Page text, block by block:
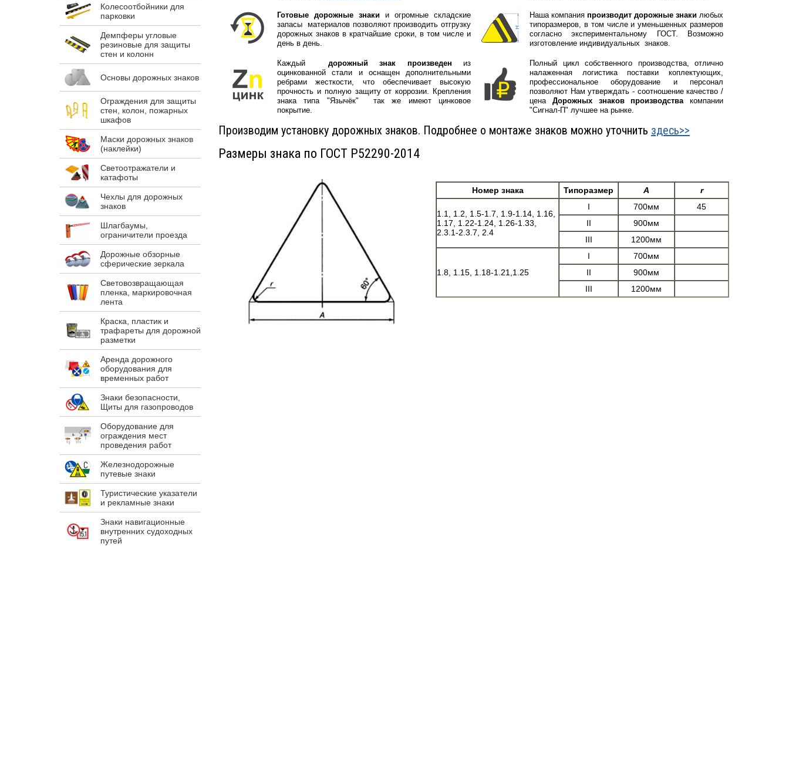
Готовые дорожные знаки и огромные складские
запасы материалов позволяют производить отгрузку
дорожных знаков в кратчайшие сроки, в том числе и
день в день.
Каждый дорожный знак произведен из
оцинкованной стали и оснащен дополнительными
ребрами жесткости, что обеспечивает высокую
прочность и полную защиту от коррозии. Крепления
знака типа "Язычёк" так же имеют цинковое
покрытие.
Наша компания производит дорожные знаки любых
типоразмеров, в том числе и уменьшенных размеров
согласно экспериментальному ГОСТ. Возможно
изготовление индивидуальных знаков.
Полный цикл собственного производства, отлично
налаженная логистика поставки коплектующих,
профессиональное оборудование и персонал
позволяют Нам утверждать - соотношение качество /
цена Дорожных знаков производствакомпании
"Сигнал-П" лучшее на рынке.
Производим установку дорожных знаков. Подробнее о монтаже знаков можно уточнить здесь>>
Размеры знака по ГОСТ Р52290-2014
Номер знака Типоразмер А r
1.1, 1.2, 1.5-1.7, 1.9-1.14, 1.16,
1.17, 1.22-1.24, 1.26-1.33,
2.3.1-2.3.7, 2.4
I 700мм
45
II
900мм
III
1200мм
1.8, 1.15, 1.18-1.21,1.25
I
700мм
II
900мм
III
1200мм
Колесоотбойники для
парковки
Демпферы угловые
резиновые для защиты
стен и колонн
Основы дорожных знаков
Ограждения для защиты
стен, колон, пожарных
шкафов
Маски дорожных знаков
(наклейки)
Светоотражатели и
катафоты
Чехлы для дорожных
знаков
Шлагбаумы,
ограничители проезда
Дорожные обзорные
сферические зеркала
Световозвращающая
пленка, маркировочная
лента
Краска, пластик и
трафареты для дорожной
разметки
Аренда дорожного
оборудования для
временных работ
Знаки безопасности,
Щиты для газопроводов
Оборудование для
ограждения мест
проведения работ
Железнодорожные
путевые знаки
Туристические указатели
и рекламные знаки
Знаки навигационные
внутренних судоходных
путей